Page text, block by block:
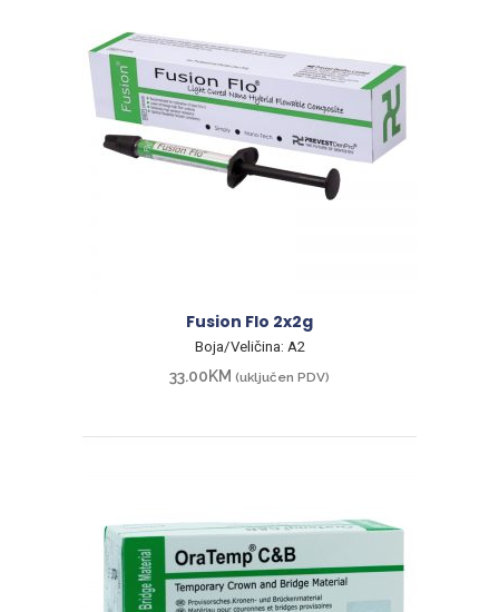
Fusion Flo 2x2g
Boja/Veličina: A2
33.00KM (uključen PDV)